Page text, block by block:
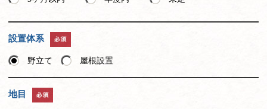
設置体系
野立て 屋根設置
地目